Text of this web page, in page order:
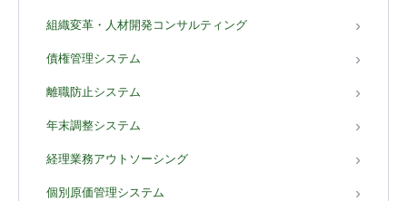
組織変革・人材開発コンサルティング
債権管理システム
離職防止システム
年末調整システム
経理業務アウトソーシング
個別原価管理システム